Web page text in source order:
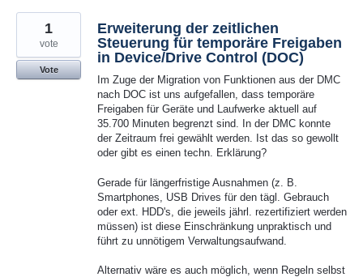
Erweiterung der zeitlichen
Steuerung für temporäre Freigaben
in Device/Drive Control (DOC)
Im Zuge der Migration von Funktionen aus der DMC
nach DOC ist uns aufgefallen, dass temporäre
Freigaben für Geräte und Laufwerke aktuell auf
35.700 Minuten begrenzt sind. In der DMC konnte
der Zeitraum frei gewählt werden. Ist das so gewollt
oder gibt es einen techn. Erklärung?
Gerade für längerfristige Ausnahmen (z. B.
Smartphones, USB Drives für den tägl. Gebrauch
oder ext. HDD's, die jeweils jährl. rezertifiziert werden
müssen) ist diese Einschränkung unpraktisch und
führt zu unnötigem Verwaltungsaufwand.
Alternativ wäre es auch möglich, wenn Regeln selbst
1
vote
Vote